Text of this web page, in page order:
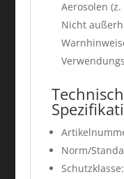
Aerosolen
Nicht
Norm/
Schutzklasse: